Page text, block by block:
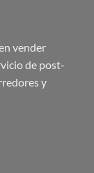
vender
de post-
y